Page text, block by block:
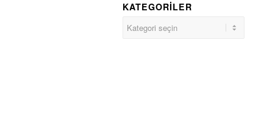
KATEGORILER